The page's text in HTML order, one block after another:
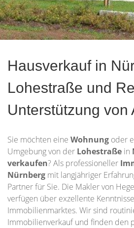
Hausverkauf in
Lohestraße und
Unterstützung von
Sie möchten eine Wohnung oder
Umgebung von der Lohestraße in
verkaufen? Als professioneller
Nürnberg mit langjähriger
Partner für Sie. Die Makler von
verfügen über exzellente
Immobilienmarktes. Wir sind
Immobilienverkauf und finden den